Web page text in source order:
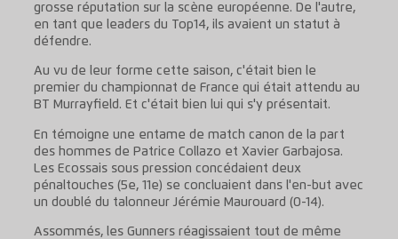
grosse réputation sur la scène européenne. De l'autre,
en tant que leaders du Top14, ils avaient un statut à
défendre.
Au vu de leur forme cette saison, c'était bien le
premier du championnat de France qui était attendu au
BT Murrayfield. Et c'était bien lui qui s'y présentait.
En témoigne une entame de match canon de la part
des hommes de Patrice Collazo et Xavier Garbajosa.
Les Ecossais sous pression concédaient deux
pénaltouches (5e, 11e) se concluaient dans l'en-but avec
un doublé du talonneur Jérémie Maurouard (0-14).
Assommés, les Gunners réagissaient tout de même